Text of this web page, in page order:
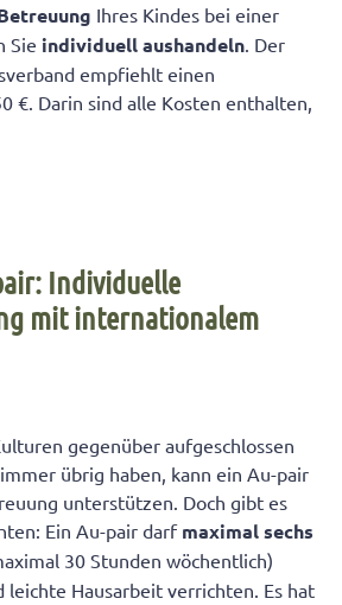
Ihres Kindes bei einer
Sie individuell aushandeln. Der
empfiehlt einen
€. Darin sind alle Kosten enthalten,
Individuelle
mit internationalem
gegenüber aufgeschlossen
übrig haben, kann ein Au-pair
unterstützen. Doch gibt es
Ein Au-pair darfmaximal sechs
30 Stunden wöchentlich)
leichte Hausarbeit verrichten. Es hat